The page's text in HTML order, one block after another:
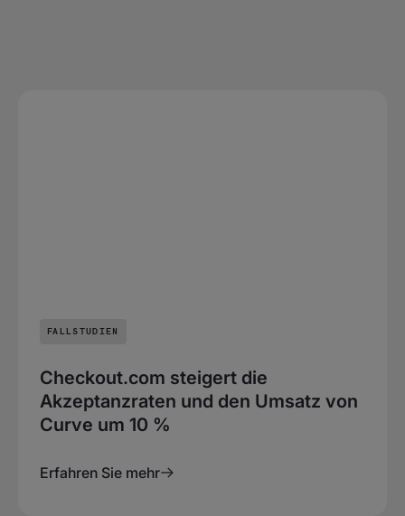
FALLSTUDIEN
Checkout.com steigert die
Akzeptanzraten und den Umsatz von
Curve um 10 %
Erfahren Sie mehr